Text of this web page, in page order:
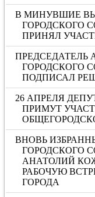
В МИНУВШИЕ
ГОРОДСКОГО
ПРИНЯЛ
ПРЕДСЕДАТЕЛЬ
ГОРОДСКОГО
ПОДПИСАЛ
26 АПРЕЛЯ
ПРИМУТ
ВНОВЬ
ГОРОДСКОГО
АНАТОЛИЙ
РАБОЧУЮ
ГОРОДА